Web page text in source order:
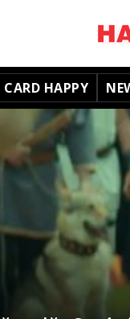
CARD HAPPY